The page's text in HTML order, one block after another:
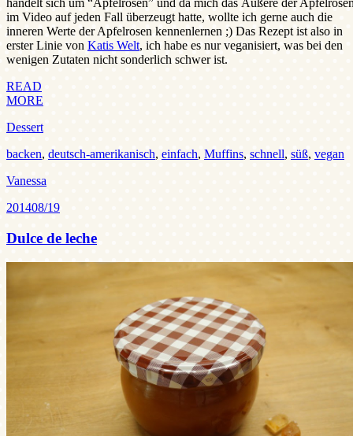
handelt sich um “Apfelrosen” und da mich das Äußere der
im Video auf jeden Fall überzeugt hatte, wollte ich gerne auch die
inneren Werte der Apfelrosen kennenlernen ;) Das Rezept ist also in
erster Linie von Katis Welt, ich habe es nur veganisiert, was bei den
wenigen Zutaten nicht sonderlich schwer ist.
READ
MORE
Dessert
backen, deutsch-amerikanisch, einfach, Muffins, schnell, süß, vegan
Vanessa
201408/19
Dulce de leche